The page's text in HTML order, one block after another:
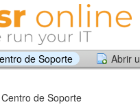
de Soporte Abrir
de Soporte